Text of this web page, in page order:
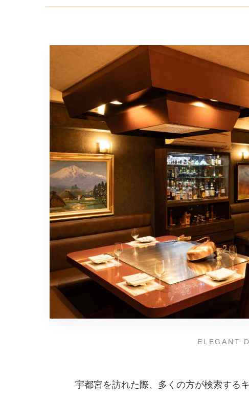
ELEGANT
宇都宮を訪れた際、多くの方が検索する